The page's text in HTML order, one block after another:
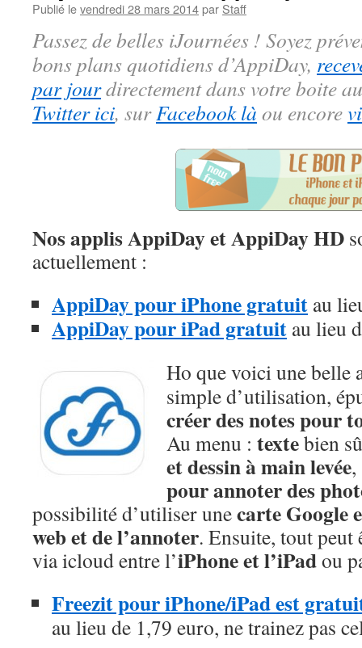
Publié levendredi 28 mars 2014par Staff
Passez de belles iJournées ! Soyez
bons plans quotidiens d’AppiDay,
par jourdirectement dans votre boite
Twitter ici, surFacebook là ou encore
Nos applis AppiDay et AppiDay HD
actuellement :
AppiDay pour iPhone gratuit au
AppiDay pour iPad gratuit au lieu
Ho que voici une belle
simple d’utilisation,
créer des notes pour
Au menu : textebien
et dessin à main levée
pour annoter des
possibilité d’utiliser unecarte Google
web et de l’annoter. Ensuite, tout peut
via icloud entre l’iPhone et l’iPadou
Freezit pour iPhone/iPad est
au lieu de 1,79 euro, ne trainez pas